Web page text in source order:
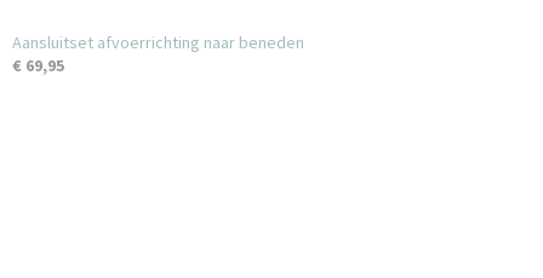
Aansluitset afvoerrichting naar beneden
€ 69,95